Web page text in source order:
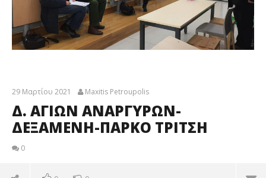
29 Μαρτίου 2021 Maxitis Petroupolis
Δ. ΑΓΙΩΝ ΑΝΑΡΓΥΡΩΝ-
ΔΕΞΑΜΕΝΗ-ΠΑΡΚΟ ΤΡΙΤΣΗ
0